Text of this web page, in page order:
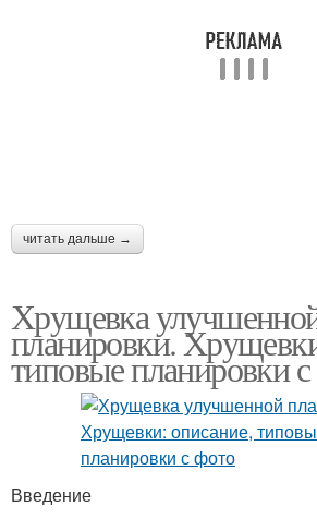
читать дальше →
Хрущевка
планировки.
типовые планировки
Введение